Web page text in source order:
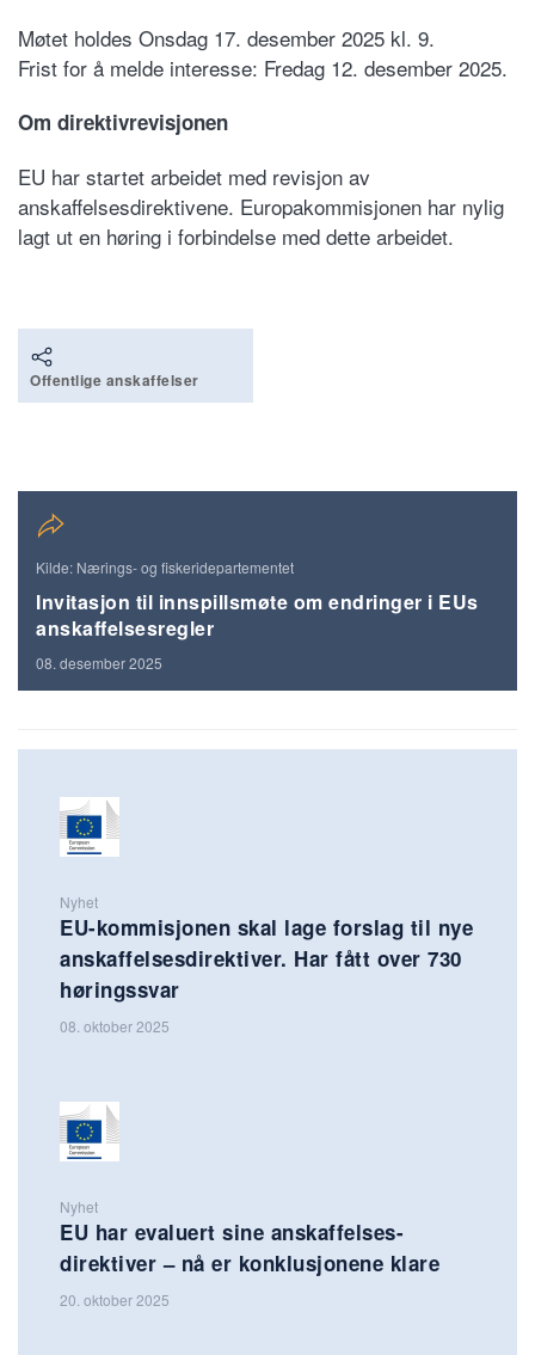
Møtet holdes Onsdag 17. desember 2025 kl. 9.
Frist for å melde interesse: Fredag 12. desember 2025.
Om direktivrevisjonen
EU har startet arbeidet med revisjon av
anskaffelsesdirektivene. Europakommisjonen har nylig
lagt ut en høring i forbindelse med dette arbeidet.
Offentlige anskaffelser
Kilde: Nærings- og fiskeridepartementet
Invitasjon til innspillsmøte om endringer i EUs
anskaffelsesregler
08. desember 2025
Nyhet
EU-kommisjonen skal lage forslag til nye
anskaffelsesdirektiver. Har fått over 730
høringssvar
08. oktober 2025
Nyhet
EU har evaluert sine anskaffelses-
direktiver – nå er konklusjonene klare
20. oktober 2025